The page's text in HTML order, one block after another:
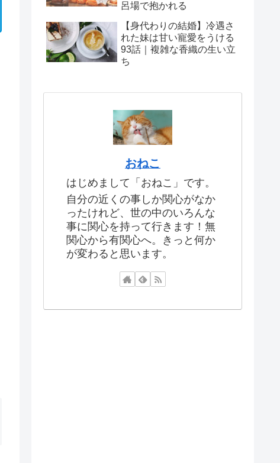
呂場で抱かれる
【身代わりの結婚】冷遇さ
れた妹は甘い寵愛をうける
93話｜複雑な香織の生い立
ち
おねこ
はじめまして「おねこ」です。
自分の近くの事しか関心がなか
ったけれど、世の中のいろんな
事に関心を持って行きます！無
関心から有関心へ。きっと何か
が変わると思います。